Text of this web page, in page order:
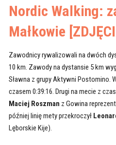
Nordic Walking:
Małkowie
Zawodnicy rywalizowali na dwóch
10 km. Zawody na dystansie 5 km
Sławna z grupy Aktywni Postomino.
czasem 0:39:16. Drugi na mecie z
Maciej Roszman z Gowina
później linię mety przekroczył
Lęborskie Kije).